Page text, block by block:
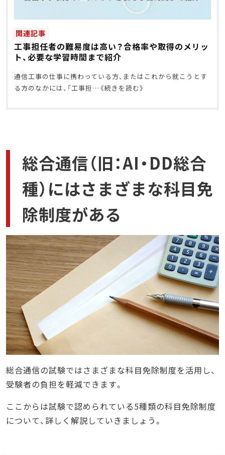
関連記事
工事担任者の難易度は高い？合格率や取得のメリッ
ト、必要な学習時間まで紹介
通信工事の仕事に携わっている方、またはこれから就こうとす
る方のなかには、「工事担
総合通信（旧：AI・DD総合
種）にはさまざまな科目免
除制度がある
総合通信の試験ではさまざまな科目免除制度を活用し、
受験者の負担を軽減できます。
ここからは試験で認められている5種類の科目免除制度
について、詳しく解説していきましょう。